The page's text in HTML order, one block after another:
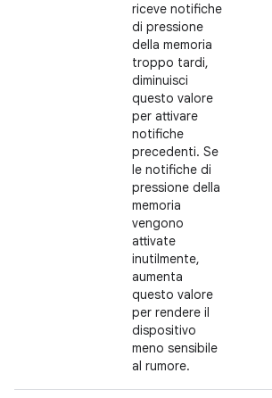
riceve notifiche
di pressione
della memoria
troppo tardi,
diminuisci
questo valore
per attivare
notifiche
precedenti. Se
le notifiche di
pressione della
memoria
vengono
attivate
inutilmente,
aumenta
questo valore
per rendere il
dispositivo
meno sensibile
al rumore.